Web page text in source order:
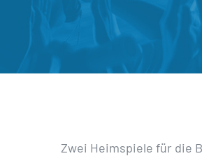
Zwei Heimspiele für die